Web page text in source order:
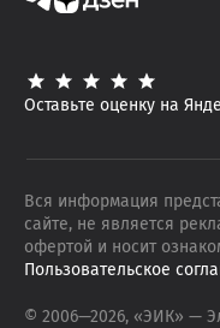
Оставьте оценку на
Вся информация
сайте, не является
офертой и носит
Пользовательское
© 2006—2026, «ЭИК» —